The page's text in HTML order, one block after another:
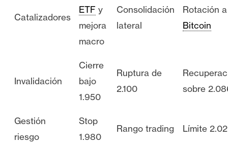
Catalizadores
ETF y
mejora
macro
Consolidación
lateral
Rotación a
Bitcoin
Invalidación
Cierre
bajo
1.950
Ruptura de
2.100
sobre
Gestión
riesgo
Stop
1.980
Rango trading Límite